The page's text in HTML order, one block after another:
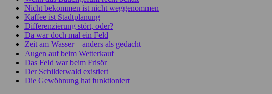
Nicht bekommen ist nicht weggenommen
Kaffee ist Stadtplanung
Differenzierung stört, oder?
Da war doch mal ein Feld
Zeit am Wasser – anders als gedacht
Augen auf beim Wetterkauf
Das Feld war beim Frisör
Der Schilderwald existiert
Die Gewöhnung hat funktioniert